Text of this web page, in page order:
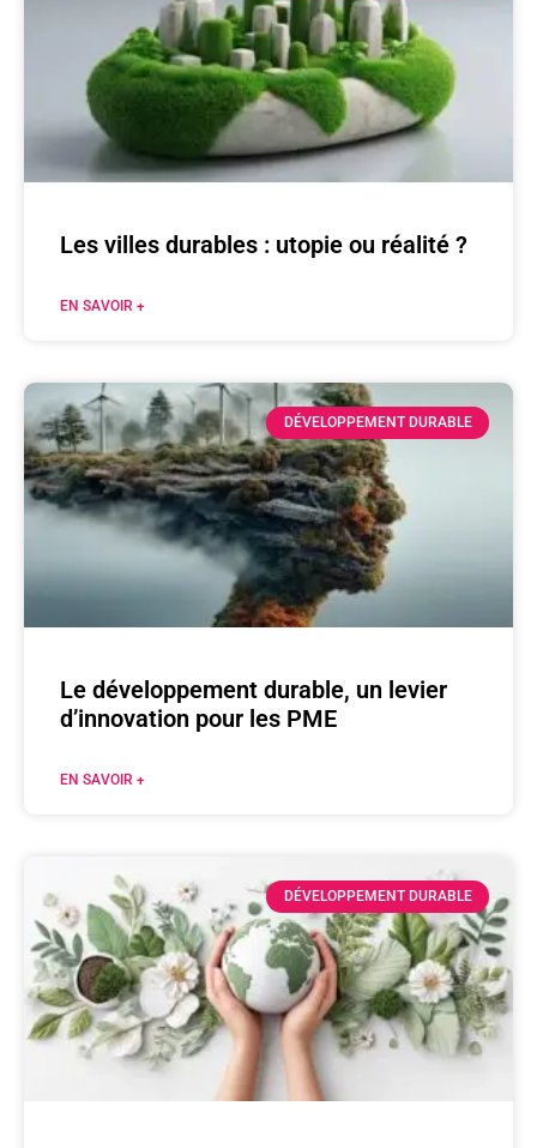
Les villes durables : utopie ou réalité ?
EN SAVOIR +
DÉVELOPPEMENT DURABLE
Le développement durable, un levier
d’innovation pour les PME
EN SAVOIR +
DÉVELOPPEMENT DURABLE